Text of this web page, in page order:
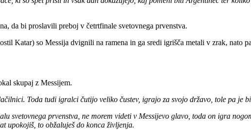
da bi proslavili preboj v četrtfinale svetovnega prvenstva.
Katar) so Messija dvignili na ramena in ga sredi igrišča metali v zrak, nato
skupaj z Messijem.
Toda tudi igralci čutijo veliko čustev, igrajo za svojo državo, tole pa je
svetovnega prvenstva, ne morem videti v Messijevo glavo, toda on igra
upokojiš, to obžaluješ do konca življenja.